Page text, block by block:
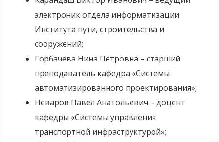
электроник отдела информатизации
Института пути, строительства и
сооружений;
Горбачева Нина Петровна – старший
преподаватель кафедра «Системы
автоматизированного проектирования»;
Неваров Павел Анатольевич – доцент
кафедры «Системы управления
транспортной инфраструктурой»;